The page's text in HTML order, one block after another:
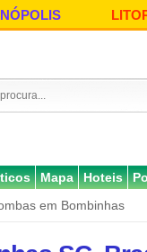
Mapa Hoteis
em Bombinhas